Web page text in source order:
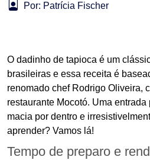
Por: Patrícia Fischer
O dadinho de tapioca é um
brasileiras e essa receita é
renomado chef Rodrigo Oliveira,
restaurante Mocotó. Uma
macia por dentro e
aprender? Vamos lá!
Tempo de preparo e